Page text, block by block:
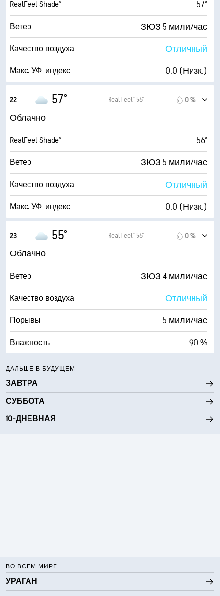
AccuLumen Brightness Index™ 1 (Темно)
Облачность 95 %
Видимость 10 мили
RealFeel Shade™ 57°
Ветер ЗЮЗ 5 мили/час
Качество воздуха Отличный
Макс. УФ-индекс 0.0 (Низк.)
Влажность
Точка росы 53° F
AccuLumen Brightness Index™ 0 (Темно)
Облачность 95 %
Видимость 10 мили
22 57° RealFeel® 56° 0 %
Облачно
RealFeel Shade™ 56°
Ветер ЗЮЗ 5 мили/час
Качество воздуха Отличный
Макс. УФ-индекс 0.0 (Низк.)
Влажность
Точка росы 53° F
AccuLumen Brightness Index™ 0 (Темно)
Облачность 95 %
Видимость 10 мили
23 55° RealFeel® 56° 0 %
Облачно
Ветер ЗЮЗ 4 мили/час
Качество воздуха Отличный
Порывы 5 мили/час
Влажность 90 %
Точка росы
AccuLumen Brightness Index™ 0 (Темно)
Облачность 95 %
Видимость 10 мили
ДАЛЬШЕ В БУДУЩЕМ
ЗАВТРА
СУББОТА
10-ДНЕВНАЯ
ВО ВСЕМ МИРЕ
УРАГАН